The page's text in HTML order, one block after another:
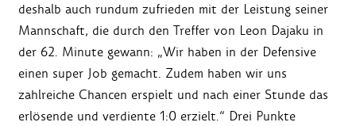
deshalb auch rundum zufrieden mit der Leistung seiner
Mannschaft, die durch den Treffer von Leon Dajaku in
der 62. Minute gewann: „Wir haben in der Defensive
einen super Job gemacht. Zudem haben wir uns
zahlreiche Chancen erspielt und nach einer Stunde das
erlösende und verdiente 1:0 erzielt.“ Drei Punkte